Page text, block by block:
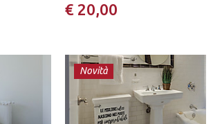
€ 20,00
Novità